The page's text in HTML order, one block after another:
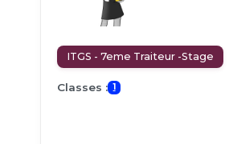
ITGS - 7eme Traiteur -Stage
Classes : 1